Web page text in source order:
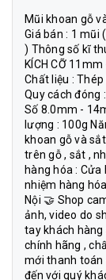
Mũi khoan gỗ
Giá bán : 1 mũi
) Thông số kĩ
KÍCH CỠ
Chất liệu : Thép
Quy cách đóng
Số 8.0mm -
lượng : 100g
khoan gỗ và
trên gỗ , sắt ,
hàng hóa :
nhiệm hàng
Nội 🤝 Shop
ảnh, video do
tay khách hàng
chính hãng ,
mới thanh toán
đến với quý